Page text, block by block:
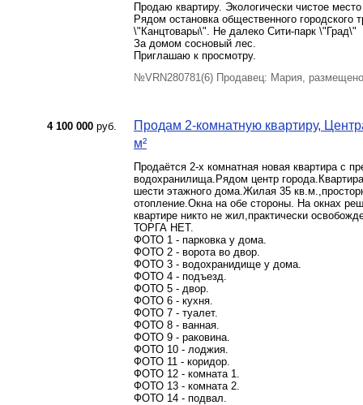
Продаю квартиру. Экологически чистое
Рядом остановка общественного
\"Канцтовары\". Не далеко Сити-парк \"Град\"
За домом сосновый лес.
Приглашаю к просмотру.
№VRN280781(6) Продавец: Мария,
4 100 000 руб.
Продам 2-комнатную квартиру,
м²
Продаётся 2-х комнатная новая квартира с
водохранилища.Рядом центр
шести этажного дома.Жилая 35
отопление.Окна на обе стороны. На окнах
квартире никто не жил,практически
ТОРГА НЕТ.
ФОТО 1 - парковка у дома.
ФОТО 2 - ворота во двор.
ФОТО 3 - водохранидище у дома.
ФОТО 4 - подъезд.
ФОТО 5 - двор.
ФОТО 6 - кухня.
ФОТО 7 - туалет.
ФОТО 8 - ванная.
ФОТО 9 - раковина.
ФОТО 10 - лоджия.
ФОТО 11 - коридор.
ФОТО 12 - комната 1.
ФОТО 13 - комната 2.
ФОТО 14 - подвал.